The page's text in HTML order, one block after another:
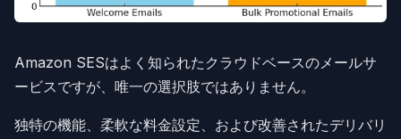
Amazon SESはよく知られたクラウドベースのメールサ
ービスですが、唯一の選択肢ではありません。
独特の機能、柔軟な料金設定、および改善されたデリバリ